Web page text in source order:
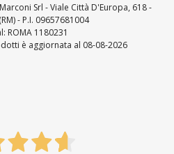
Srl - Viale Città D'Europa, 618 -
- P.I. 09657681004
ROMA 1180231
è aggiornata al 08-08-2026